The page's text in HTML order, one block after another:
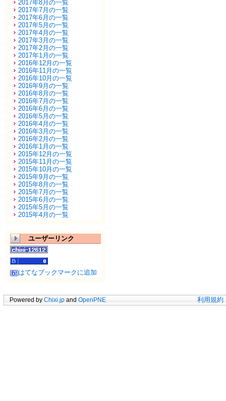
2017年8月の一覧
2017年7月の一覧
2017年6月の一覧
2017年5月の一覧
2017年4月の一覧
2017年3月の一覧
2017年2月の一覧
2017年1月の一覧
2016年12月の一覧
2016年11月の一覧
2016年10月の一覧
2016年9月の一覧
2016年8月の一覧
2016年7月の一覧
2016年6月の一覧
2016年5月の一覧
2016年4月の一覧
2016年3月の一覧
2016年2月の一覧
2016年1月の一覧
2015年12月の一覧
2015年11月の一覧
2015年10月の一覧
2015年9月の一覧
2015年8月の一覧
2015年7月の一覧
2015年6月の一覧
2015年5月の一覧
2015年4月の一覧
ユーザーリンク
はてなブックマークに追加
Powered by Chixi.jp and OpenPNE 利用規約